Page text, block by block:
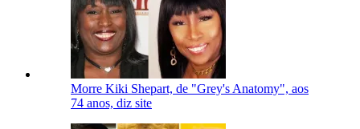
Morre Kiki Shepart, de "Grey's Anatomy", aos
74 anos, diz site